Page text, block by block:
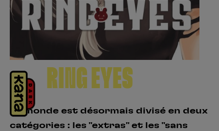
RING EYES
Le monde est désormais divisé en deux
catégories : les "extras" et les "sans
S’inscrire
Hunter x Hunter
Black Butler